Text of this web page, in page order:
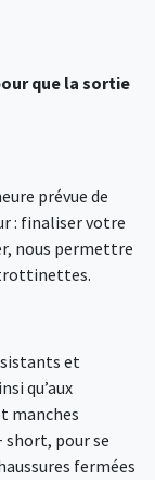
que la sortie
prévue de
: finaliser votre
nous permettre
trottinettes.
et
qu’aux
manches
short, pour se
fermées